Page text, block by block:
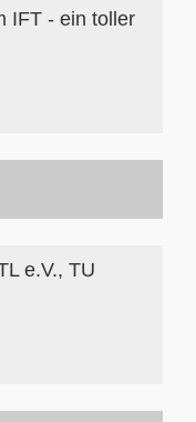
IFT - ein toller
e.V., TU